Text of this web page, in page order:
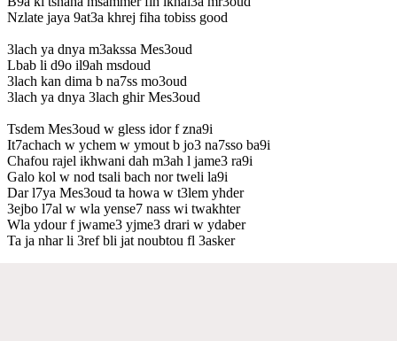
Nzlate jaya 9at3a khrej fiha tobiss good
3lach ya dnya m3akssa Mes3oud
Lbab li d9o il9ah msdoud
3lach kan dima b na7ss mo3oud
3lach ya dnya 3lach ghir Mes3oud
Tsdem Mes3oud w gless idor f zna9i
It7achach w ychem w ymout b jo3 na7sso ba9i
Chafou rajel ikhwani dah m3ah l jame3 ra9i
Galo kol w nod tsali bach nor tweli la9i
Dar l7ya Mes3oud ta howa w t3lem yhder
3ejbo l7al w wla yense7 nass wi twakhter
Wla ydour f jwame3 yjme3 drari w ydaber
Ta ja nhar li 3ref bli jat noubtou fl 3asker